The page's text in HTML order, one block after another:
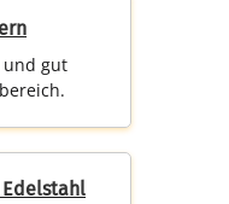
und gut